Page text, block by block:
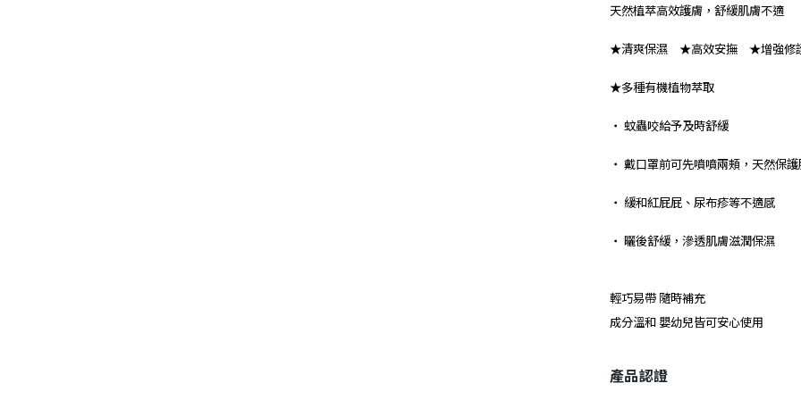
天然植萃高效護膚，舒緩肌膚不適
★清爽保濕 ★高效安撫 ★增強修
★多種有機植物萃取
‧ 蚊蟲咬給予及時舒緩
‧ 戴口罩前可先噴噴兩頰，天然保
‧ 緩和紅屁屁、尿布疹等不適感
‧ 曬後舒緩，滲透肌膚滋潤保濕
輕巧易帶 隨時補充
成分溫和 嬰幼兒皆可安心使用
產品認證